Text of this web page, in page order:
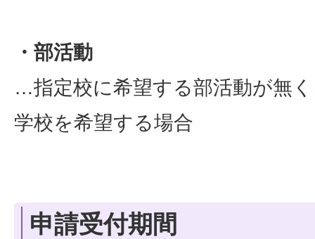
・部活動
…指定校に希望する部活動が無
学校を希望する場合
申請受付期間